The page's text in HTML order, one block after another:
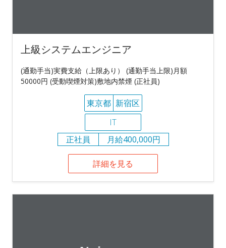
上級システムエンジニア
(通勤手当)実費支給（上限あり） (通勤手当上限)月額
50000円 (受動喫煙対策)敷地内禁煙 (正社員)
東京都 新宿区
IT
正社員
月給400,000円
詳細を見る